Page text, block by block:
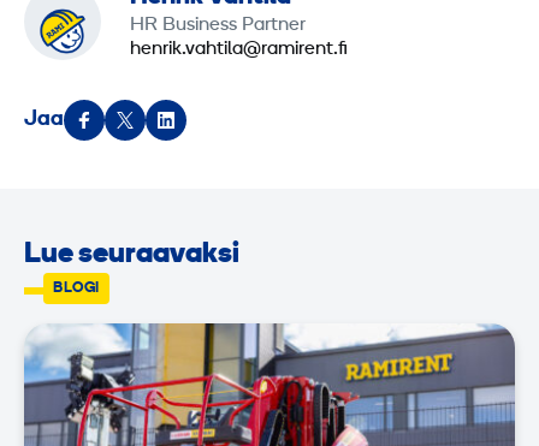
HR Business Partner
henrik.vahtila@ramirent.fi
Jaa
Lue seuraavaksi
BLOGI